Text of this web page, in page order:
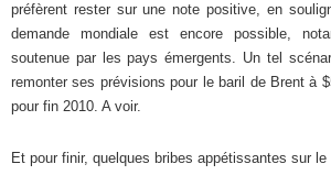
préfèrent rester sur une note positive, en
demande mondiale est encore possible,
soutenue par les pays émergents. Un tel
remonter ses prévisions pour le baril de Brent à
pour fin 2010. A voir.
Et pour finir, quelques bribes appétissantes sur le